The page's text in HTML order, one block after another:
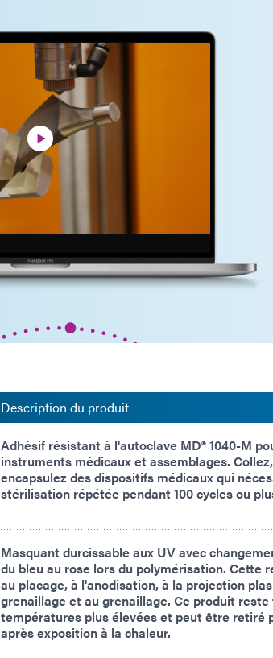
Description du produit
Adhésif résistant à l'autoclave MD® 1040-M
instruments médicaux et assemblages.
encapsulez des dispositifs médicaux qui
stérilisation répétée pendant 100 cycles ou
Masquant durcissable aux UV avec
du bleu au rose lors du polymérisation. Cette
au placage, à l'anodisation, à la projection
grenaillage et au grenaillage. Ce produit reste
températures plus élevées et peut être retiré
après exposition à la chaleur.